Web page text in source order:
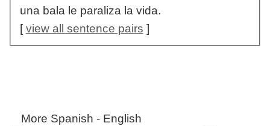
una bala le paraliza la vida.
[view all sentence pairs ]
More Spanish - English